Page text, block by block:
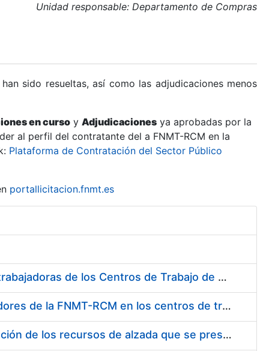
Unidad responsable: Departamento de Compras
sido resueltas, así como las adjudicaciones menos
en curso y Adjudicaciones ya aprobadas por la
al perfil del contratante del a FNMT-RCM en la
Plataforma de Contratación del Sector Público
portallicitacion.fnmt.es
Suministro de Protectores Auditivos a medida para las personas trabajadoras de los Centros de Trabajo de Madrid y Burgos
Suministro de gafas graduadas antiproyecciones para los trabajadores de la FNMT-RCM en los centros de trabajo de Madrid y Burgos
Servicios de una empresa externa para el asesoramiento y resolución de los recursos de alzada que se presentan relacionados con procesos de selección para la FNMT-RCM